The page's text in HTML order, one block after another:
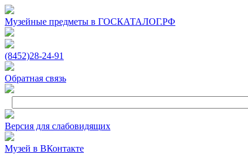
Музейные предметы в ГОСКАТАЛОГ.РФ
(8452)28‑24‑91
Обратная связь
Версия для слабовидящих
Музей в ВКонтакте